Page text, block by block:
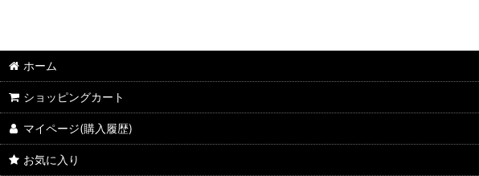
ホーム
ショッピングカート
マイページ(購入履歴)
お気に入り